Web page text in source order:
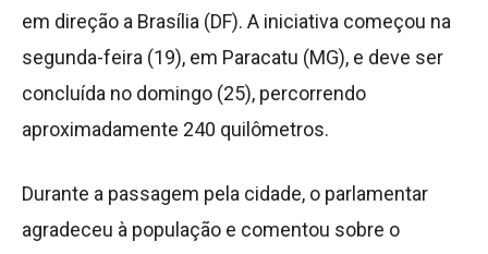
em direção a Brasília (DF). A iniciativa começou na
segunda-feira (19), em Paracatu (MG), e deve ser
concluída no domingo (25), percorrendo
aproximadamente 240 quilômetros.
Durante a passagem pela cidade, o parlamentar
agradeceu à população e comentou sobre o